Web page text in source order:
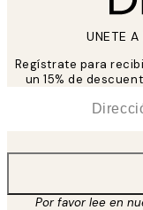
UNETE
Regístrate para
un 15% de
Por favor lee en